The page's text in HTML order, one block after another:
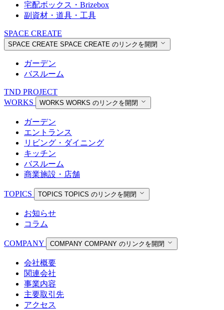
宅配ボックス・Brizebox
副資材・道具・工具
SPACE CREATE
SPACE CREATE SPACE CREATE のリンクを開閉
ガーデン
バスルーム
TND PROJECT
WORKS
WORKS WORKS のリンクを開閉
ガーデン
エントランス
リビング・ダイニング
キッチン
バスルーム
商業施設・店舗
TOPICS TOPICS TOPICS のリンクを開閉
お知らせ
コラム
COMPANY COMPANY COMPANY のリンクを開閉
会社概要
関連会社
事業内容
主要取引先
アクセス